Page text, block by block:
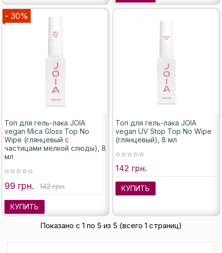
- 30%
Топ для гель-лака JOIA
vegan Mica Gloss Top No
Wipe (глянцевый с
частицами мелкой слюды), 8
мл
99 грн. 142 грн.
КУПИТЬ
Топ для гель-лака JOIA
vegan UV Stop Top No Wipe
(глянцевый), 8 мл
142 грн.
КУПИТЬ
Показано с 1 по 5 из 5 (всего 1 страниц)